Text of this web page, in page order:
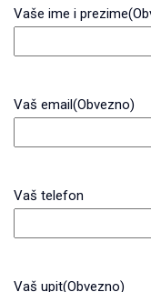
Vaše ime i prezime
Vaš email(Obvezno)
Vaš telefon
Vaš upit(Obvezno)